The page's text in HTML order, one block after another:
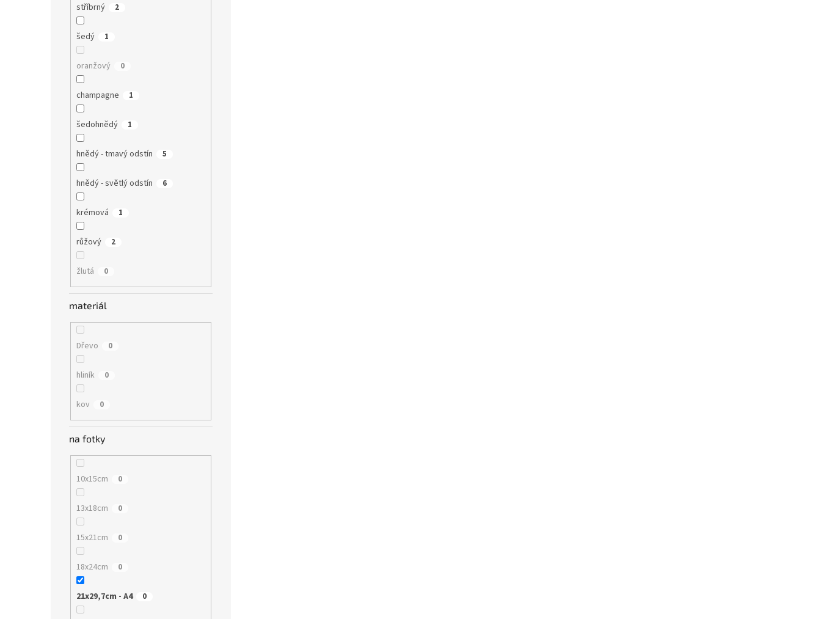
stříbrný 2
šedý 1
oranžový 0
champagne 1
šedohnědý 1
hnědý - tmavý odstín 5
hnědý - světlý odstín 6
krémová 1
růžový 2
žlutá 0
materiál
Dřevo 0
hliník 0
kov 0
na fotky
10x15cm 0
13x18cm 0
15x21cm 0
18x24cm 0
21x29,7cm - A4 0